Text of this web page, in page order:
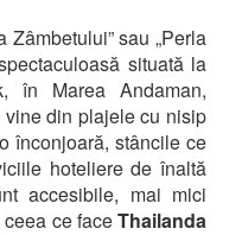
Zâmbetului” sau „Perla
situată la
în Marea Andaman,
din plajele cu nisip
înconjoară, stâncile ce
hoteliere de înaltă
accesibile, mai mici
ce faceThailanda